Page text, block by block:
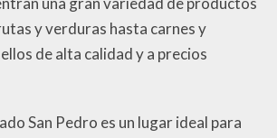
y verduras hasta carnes y
de alta calidad y a precios
San Pedro es un lugar ideal para